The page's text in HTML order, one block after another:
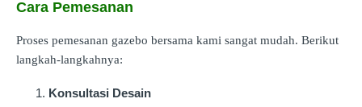
Cara Pemesanan
Proses pemesanan gazebo bersama kami sangat mudah. Berikut
langkah-langkahnya:
Konsultasi Desain